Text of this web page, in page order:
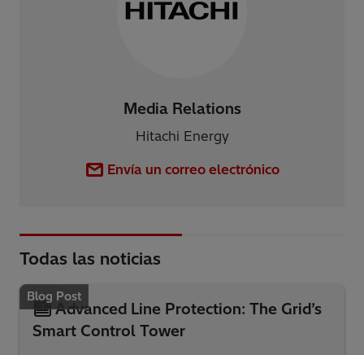
Media Relations
Hitachi Energy
Envía un correo electrónico
Todas las noticias
Blog Post
Advanced Line Protection: The Grid’s
Smart Control Tower